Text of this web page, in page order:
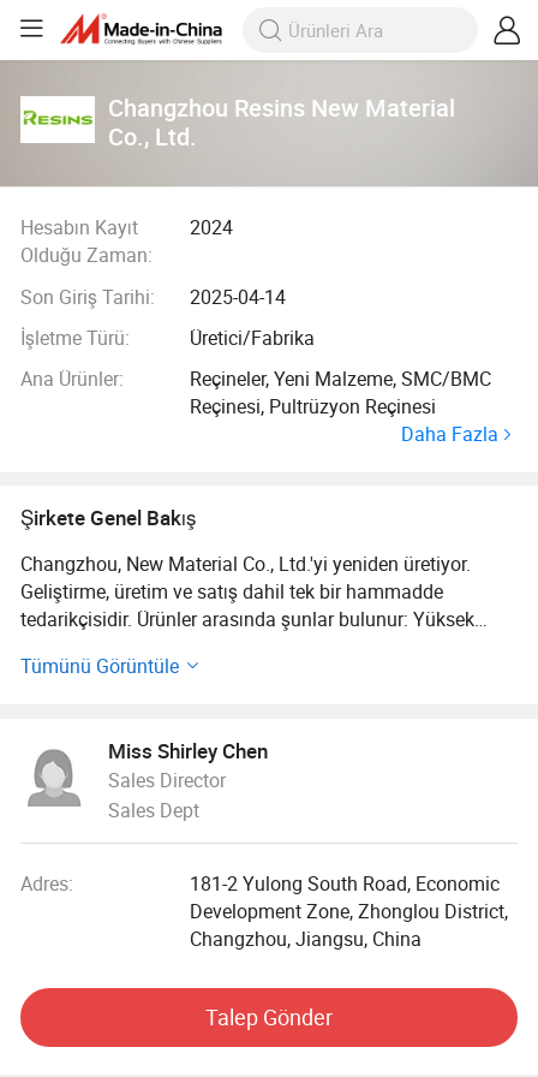
Changzhou Resins New Material
Co., Ltd.
Hesabın Kayıt
Olduğu Zaman:
2024
Son Giriş Tarihi:
2025-04-14
İşletme Türü:
Üretici/Fabrika
Ana Ürünler:
Reçineler, Yeni Malzeme, SMC/BMC
Reçinesi, Pultrüzyon Reçinesi
Daha Fazla
Şirkete Genel Bakış
Changzhou, New Material Co., Ltd.'yi yeniden üretiyor.
Geliştirme, üretim ve satış dahil tek bir hammadde
tedarikçisidir. Ürünler arasında şunlar bulunur: Yüksek
güçlendirilmiş mühendislik plastikleri; sentetik reçine ve
ürünler hariç); İyi ve teknoloji ithalat ve ihracatı; İthalat ve
ihracat ajansı; Yeni malzeme teknolojisi geliştirme; Yeni
malzeme teknolojisi tanıtım hizmetleri (kanunlara göre
onaylanacak projeler hariç, iş faaliyetlerini iş lisansı ile
Gelişmiş üretim ekipmanlarımız ve yüksek otomatik üretim
kontrol sistemimiz, kcurate sıvı ham madde besleme
ekipmanlarımız bulunmaktadır. Bu sayede pazara
termoayar reçineleri (doymamış, vinil, epoksi, poliüretan),
Tümünü Görüntüle
Miss Shirley Chen
Sales Director
Sales Dept
Adres:
181-2 Yulong South Road, Economic
Development Zone, Zhonglou District,
Changzhou, Jiangsu, China
Talep Gönder